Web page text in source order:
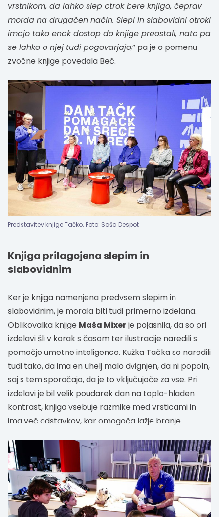
vrstnikom, da lahko slep otrok bere knjigo, čeprav
morda na drugačen način. Slepi in slabovidni otroki
imajo tako enak dostop do knjige preostali, nato pa
se lahko o njej tudi pogovarjajo,” pa je o pomenu
zvočne knjige povedala Beč.
Predstavitev knjige Tačko. Foto: Saša Despot
Knjiga prilagojena slepim in
slabovidnim
Ker je knjiga namenjena predvsem slepim in
slabovidnim, je morala biti tudi primerno izdelana.
Oblikovalka knjige Maša Mixerje pojasnila, da so pri
izdelavi šli v korak s časom ter ilustracije naredili s
pomočjo umetne inteligence. Kužka Tačka so naredili
tudi tako, da ima en uhelj malo dvignjen, da ni popoln,
saj s tem sporočajo, da je to vključujoče za vse. Pri
izdelavi je bil velik poudarek dan na toplo-hladen
kontrast, knjiga vsebuje razmike med vrsticami in
ima več odstavkov, kar omogoča lažje branje.